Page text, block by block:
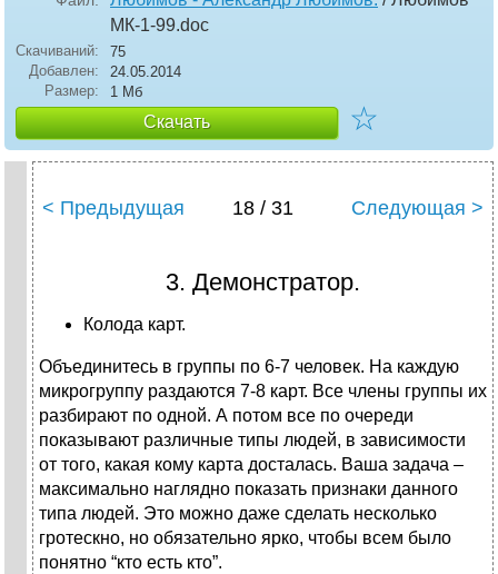
МК-1-99.doc
Скачиваний:
75
Добавлен:
24.05.2014
Размер:
1 Мб
Скачать ☆
< Предыдущая 18 / 31 Следующая >
3. Демонстратор.
Колода карт.
Объединитесь в группы по 6-7 человек. На каждую
микрогруппу раздаются 7-8 карт. Все члены группы их
разбирают по одной. А потом все по очереди
показывают различные типы людей, в зависимости
от того, какая кому карта досталась. Ваша задача –
максимально наглядно показать признаки данного
типа людей. Это можно даже сделать несколько
гротескно, но обязательно ярко, чтобы всем было
понятно “кто есть кто”.